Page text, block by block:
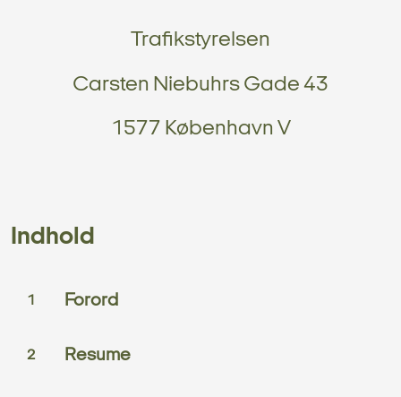
Trafikstyrelsen
Carsten Niebuhrs Gade 43
1577 København V
Indhold
Forord
Resume